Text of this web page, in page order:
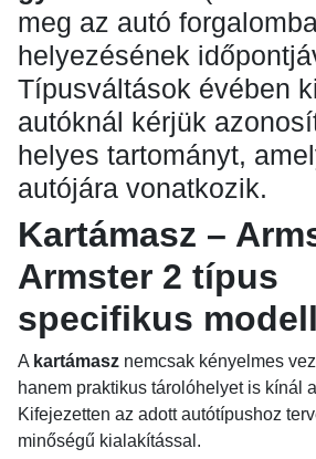
meg az autó
helyezésének
Típusváltások évében
autóknál kérjük
helyes tartományt,
autójára vonatkozik.
Kartámasz –
Armster 2 típus
specifikus
A kartámasz nemcsak kényelmes
hanem praktikus tárolóhelyet is kínál
Kifejezetten az adott autótípushoz
minőségű kialakítással.